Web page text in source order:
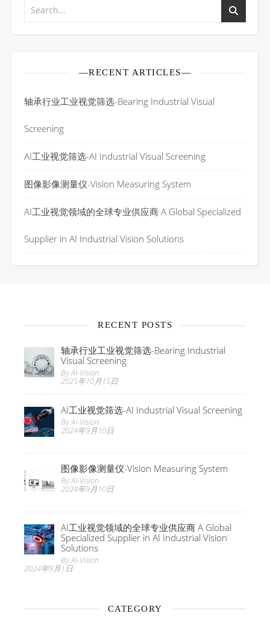
—RECENT ARTICLES—
轴承行业工业视觉筛选-Bearing Industrial Visual
Screening
AI工业视觉筛选-AI Industrial Visual Screening
图像影像测量仪-Vision Measuring System
AI工业视觉领域的全球专业供应商 A Global Specialized
Supplier in AI Industrial Vision Solutions
RECENT POSTS
轴承行业工业视觉筛选-Bearing Industrial
Visual Screening
By AI-Vision
2025年10月15日
AI工业视觉筛选-AI Industrial Visual Screening
By AI-Vision
2024年9月10日
图像影像测量仪-Vision Measuring System
By AI-Vision
2024年9月10日
AI工业视觉领域的全球专业供应商 A Global
Specialized Supplier in AI Industrial Vision
Solutions
By AI-Vision
2024年9月1日
CATEGORY